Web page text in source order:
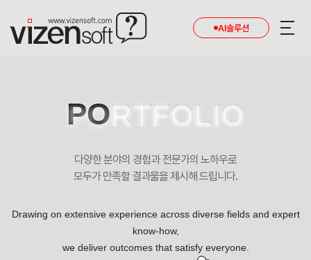
AI솔루션
PORTFOLIO
다양한 분야의 경험과 전문가의 노하우로
모두가 만족할 결과물을 제시해 드립니다.
Drawing on extensive experience across diverse fields and expert
know-how,
we deliver outcomes that satisfy everyone.